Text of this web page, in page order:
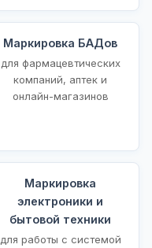
Маркировка БАДов
для фармацевтических
компаний, аптек и
онлайн-магазинов
Маркировка
электроники и
бытовой техники
для работы с системой